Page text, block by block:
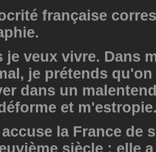
française
je veux vivre. Dans
je prétends
dans un
et
la France de
siècle ; elle